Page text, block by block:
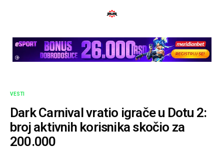
VESTI
Dark Carnival vratio igrače u Dotu 2:
broj aktivnih korisnika skočio za
200.000